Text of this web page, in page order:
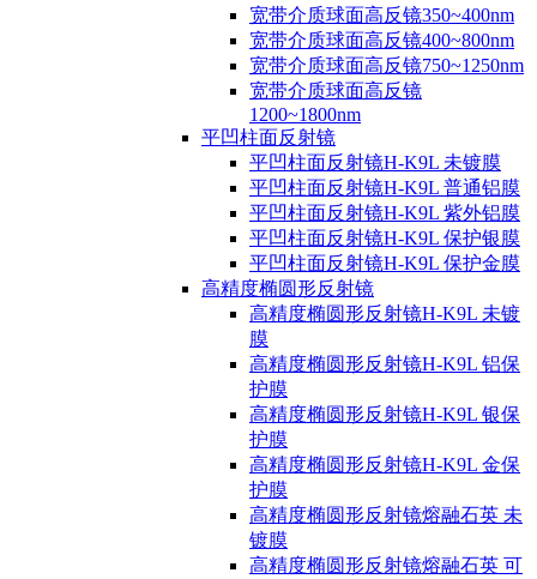
宽带介质球面高反镜350~400nm
宽带介质球面高反镜400~800nm
宽带介质球面高反镜750~1250nm
宽带介质球面高反镜
1200~1800nm
平凹柱面反射镜
平凹柱面反射镜H-K9L 未镀膜
平凹柱面反射镜H-K9L 普通铝膜
平凹柱面反射镜H-K9L 紫外铝膜
平凹柱面反射镜H-K9L 保护银膜
平凹柱面反射镜H-K9L 保护金膜
高精度椭圆形反射镜
高精度椭圆形反射镜H-K9L 未镀
膜
高精度椭圆形反射镜H-K9L 铝保
护膜
高精度椭圆形反射镜H-K9L 银保
护膜
高精度椭圆形反射镜H-K9L 金保
护膜
高精度椭圆形反射镜熔融石英 未
镀膜
高精度椭圆形反射镜熔融石英 可